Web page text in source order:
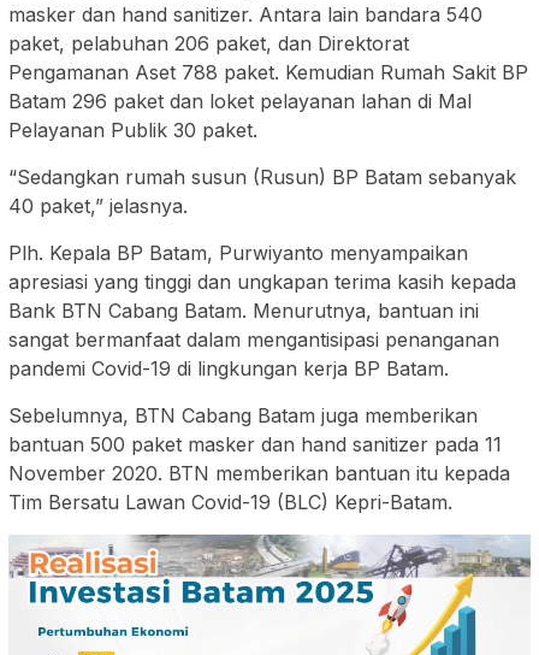
masker dan hand sanitizer. Antara lain bandara 540
paket, pelabuhan 206 paket, dan Direktorat
Pengamanan Aset 788 paket. Kemudian Rumah Sakit BP
Batam 296 paket dan loket pelayanan lahan di Mal
Pelayanan Publik 30 paket.
“Sedangkan rumah susun (Rusun) BP Batam sebanyak
40 paket,” jelasnya.
Plh. Kepala BP Batam, Purwiyanto menyampaikan
apresiasi yang tinggi dan ungkapan terima kasih kepada
Bank BTN Cabang Batam. Menurutnya, bantuan ini
sangat bermanfaat dalam mengantisipasi penanganan
pandemi Covid-19 di lingkungan kerja BP Batam.
Sebelumnya, BTN Cabang Batam juga memberikan
bantuan 500 paket masker dan hand sanitizer pada 11
November 2020. BTN memberikan bantuan itu kepada
Tim Bersatu Lawan Covid-19 (BLC) Kepri-Batam.